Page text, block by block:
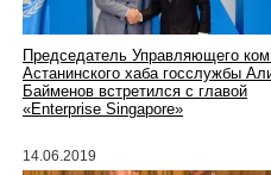
Председатель Управляющего
Астанинского хаба госслужбы
Байменов встретился с главой
«Enterprise Singapore»
14.06.2019